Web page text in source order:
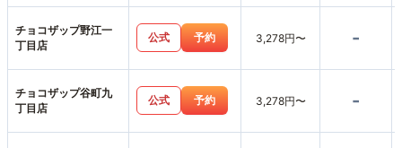
チョコザップ野江一
丁目店
公式 予約 3,278円〜 -
チョコザップ谷町九
丁目店
公式 予約 3,278円〜 -